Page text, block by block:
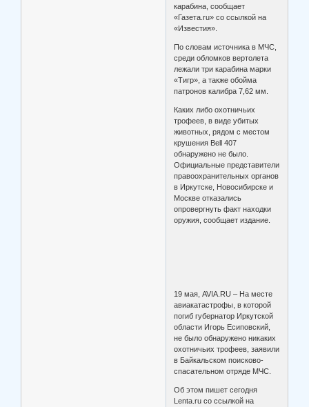
карабина, сообщает
«Газета.ru» со ссылкой на
«Известия».
По словам источника в МЧС,
среди обломков вертолета
лежали три карабина марки
«Тигр», а также обойма
патронов калибра 7,62 мм.
Каких либо охотничьих
трофеев, в виде убитых
животных, рядом с местом
крушения Bell 407
обнаружено не было.
Официальные представители
правоохранительных органов
в Иркутске, Новосибирске и
Москве отказались
опровергнуть факт находки
оружия, сообщает издание.
19 мая, AVIA.RU – На месте
авиакатастрофы, в которой
погиб губернатор Иркутской
области Игорь Есиповский,
не было обнаружено никаких
охотничьих трофеев, заявили
в Байкальском поисково-
спасательном отряде МЧС.
Об этом пишет сегодня
Lenta.ru со ссылкой на